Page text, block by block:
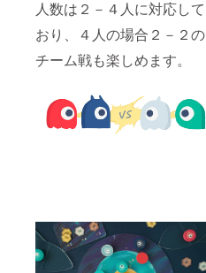
人数は２－４人に対応して
おり、４人の場合２－２の
チーム戦も楽しめます。